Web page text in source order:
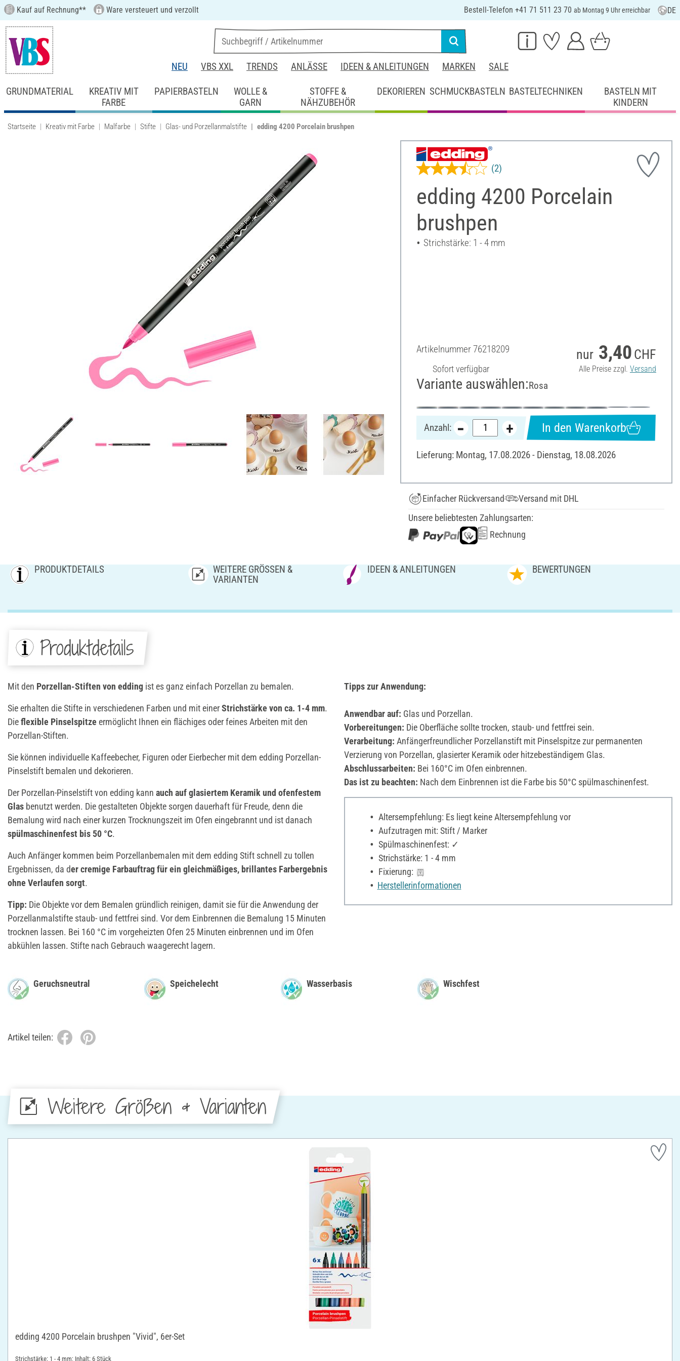
Kauf auf Rechnung** Ware versteuert und verzollt Bestell-Telefon +41 71 511 23 70 ab Montag 9 Uhr erreichbar DE
NEU VBS XXL TRENDS ANLÄSSE IDEEN & ANLEITUNGEN MARKEN SALE
GRUNDMATERIAL
KREATIV MIT
FARBE
PAPIERBASTELN
WOLLE &
GARN
STOFFE &
NÄHZUBEHÖR
DEKORIEREN SCHMUCKBASTELN BASTELTECHNIKEN
BASTELN MIT
KINDERN
Startseite Kreativ mit Farbe Malfarbe Stifte Glas- und Porzellanmalstifte edding 4200 Porcelain brushpen
edding 4200 Porcelain
brushpen
(2)
Strichstärke: 1 - 4 mm
Artikelnummer76218209
Sofort verfügbar
nur 3,40 CHF
Alle Preise zzgl. Versand
Variante auswählen:Rosa
Anzahl: In den Warenkorb
Lieferung: Montag, 17.08.2026 - Dienstag, 18.08.2026
Einfacher Rückversand
Versand mit DHL
Unsere beliebtesten Zahlungsarten:
Rechnung
PRODUKTDETAILS
WEITERE GRÖSSEN & V
ARIANTEN
IDEEN & ANLEITUNGEN BEWERTUNGEN
Produktdetails
Mit den Porzellan-Stiften von edding ist es ganz einfach Porzellan zu bemalen.
Sie erhalten die Stifte in verschiedenen Farben und mit einerStrichstärke von ca. 1-4 mm.
Dieflexible Pinselspitze ermöglicht Ihnen ein flächiges oder feines Arbeiten mit den
Porzellan-Stiften.
Sie können individuelle Kaffeebecher, Figuren oder Eierbecher mit dem edding Porzellan-
Pinselstift bemalen und dekorieren.
Der Porzellan-Pinselstift von edding kann auch auf glasiertem Keramik und ofenfestem
Glas benutzt werden. Die gestalteten Objekte sorgen dauerhaft für Freude, denn die
Bemalung wird nach einer kurzen Trocknungszeit im Ofen eingebrannt und ist danach
spülmaschinenfest bis 50 °C.
Auch Anfänger kommen beim Porzellanbemalen mit dem edding Stift schnell zu tollen
Ergebnissen, da der cremige Farbauftrag für ein gleichmäßiges, brillantes Farbergebnis
ohne Verlaufen sorgt.
Tipp: Die Objekte vor dem Bemalen gründlich reinigen, damit sie für die Anwendung der
Porzellanmalstifte staub- und fettfrei sind. Vor dem Einbrennen die Bemalung 15 Minuten
trocknen lassen. Bei 160 °C im vorgeheizten Ofen 25 Minuten einbrennen und im Ofen
abkühlen lassen. Stifte nach Gebrauch waagerecht lagern.
Tipps zur Anwendung:
Anwendbar auf: Glas und Porzellan.
Vorbereitungen: Die Oberfläche sollte trocken, staub- und fettfrei sein.
Verarbeitung: Anfängerfreundlicher Porzellanstift mit Pinselspitze zur permanenten
Verzierung von Porzellan, glasierter Keramik oder hitzebeständigem Glas.
Abschlussarbeiten: Bei 160°C im Ofen einbrennen.
Das ist zu beachten: Nach dem Einbrennen ist die Farbe bis 50°C spülmaschinenfest.
Altersempfehlung: Es liegt keine Altersempfehlung vor
Aufzutragen mit: Stift / Marker
Spülmaschinenfest: ✓
Strichstärke: 1 - 4 mm
Fixierung:
Herstellerinformationen
Geruchsneutral Speichelecht Wasserbasis Wischfest
Artikel teilen:
Weitere Größen & Varianten
edding 4200 Porcelain brushpen "Vivid", 6er-Set
Strichstärke: 1 - 4 mm; Inhalt: 6 Stück